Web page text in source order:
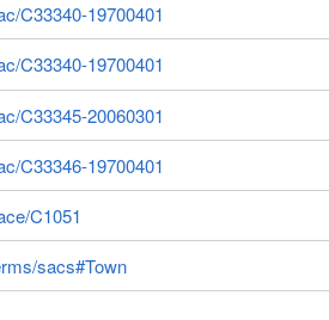
C33340-19700401
C33340-19700401
C33345-20060301
C33346-19700401
C1051
sacs#Town